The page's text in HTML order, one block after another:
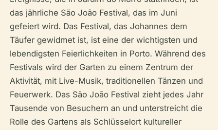
das jährliche São João Festival, das im Juni
gefeiert wird. Das Festival, das Johannes dem
Täufer gewidmet ist, ist eine der wichtigsten und
lebendigsten Feierlichkeiten in Porto. Während des
Festivals wird der Garten zu einem Zentrum der
Aktivität, mit Live-Musik, traditionellen Tänzen und
Feuerwerk. Das São João Festival zieht jedes Jahr
Tausende von Besuchern an und unterstreicht die
Rolle des Gartens als Schlüsselort kultureller